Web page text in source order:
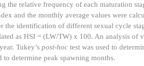
the relative frequency of each maturation
and the monthly average values were
identification of different sexual cycle
as HSI = (LW/TW) x 100. An analysis of
Tukey’s post-hoc test was used to
determine peak spawning months.